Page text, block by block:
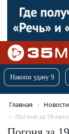
Накопи удачу 9
Главная Новости
Погоня за 19-